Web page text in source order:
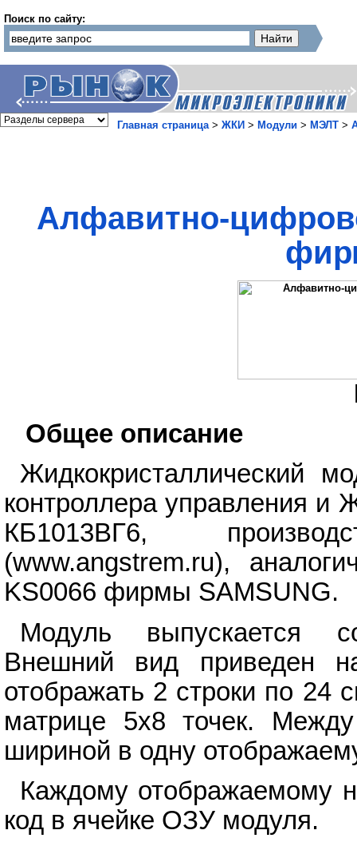
Поиск по сайту:
Главная страница> ЖКИ > Модули > МЭЛТ >
Алфавитно-
Общее описание
Жидкокристаллический
контроллера управления и
КБ1013ВГ6,
(www.angstrem.ru),
KS0066 фирмы SAMSUNG.
Модуль
Внешний вид приведен
отображать 2 строки по
матрице 5х8 точек.
шириной в одну
Каждому отображаемому
код в ячейке ОЗУ модуля.